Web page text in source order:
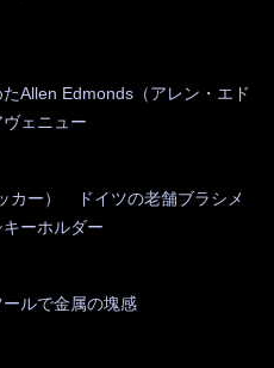
Allen Edmonds（アレン・エド
ェニュー
カー） ドイツの老舗ブラシメ
ーホルダー
ルで金属の塊感